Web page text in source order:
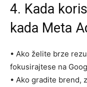
4. Kada
kada Meta
• Ako želite brze
fokusirajtese na
• Ako gradite brend,